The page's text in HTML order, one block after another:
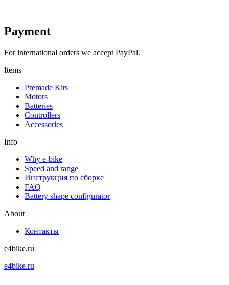
Payment
For international orders we accept PayPal.
Items
Premade Kits
Motors
Batteries
Controllers
Accessories
Info
Why e-bike
Speed and range
Инструкция по сборке
FAQ
Battery shape configurator
About
Контакты
e4bike.ru
e4bike.ru